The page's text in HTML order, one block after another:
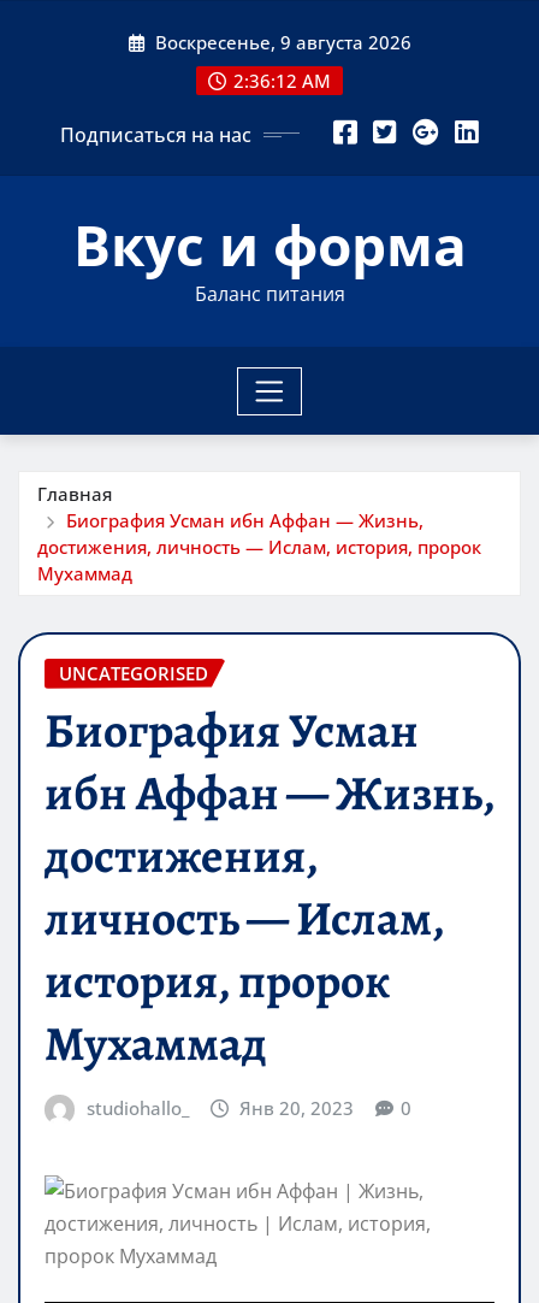
Воскресенье, 9 августа 2026
2:36:13 AM
Подписаться на нас
Вкус и форма
Баланс питания
Главная
Биография Усман ибн Аффан — Жизнь,
достижения, личность — Ислам, история, пророк
Мухаммад
UNCATEGORISED
Биография Усман
ибн Аффан — Жизнь,
достижения,
личность — Ислам,
история, пророк
Мухаммад
studiohallo_ Янв 20, 2023 0